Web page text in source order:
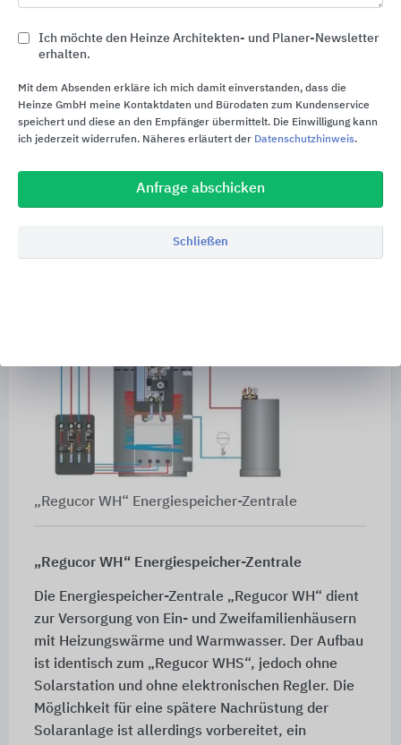
somit oberhalb des Taupunktes. So wird eine
Die Nachheizung des Speichers kann unterdrückt
werden, wenn dieser gerade solar beladen wird.
„Regucor WH“ Energiespeicher-Zentrale
„Regucor WH“ Energiespeicher-Zentrale
Die Energiespeicher-Zentrale „Regucor WH“ dient
zur Versorgung von Ein- und Zweifamilienhäusern
mit Heizungswärme und Warmwasser. Der Aufbau
ist identisch zum „Regucor WHS“, jedoch ohne
Solarstation und ohne elektronischen Regler. Die
Möglichkeit für eine spätere Nachrüstung der
Solaranlage ist allerdings vorbereitet, ein
Ich möchte den Heinze Architekten- und Planer-Newsletter
erhalten.
Mit dem Absenden erkläre ich mich damit einverstanden, dass die
Heinze GmbH meine Kontaktdaten und Bürodaten zum Kundenservice
speichert und diese an den Empfänger übermittelt. Die Einwilligung kann
ich jederzeit widerrufen. Näheres erläutert der Datenschutzhinweis.
Anfrage abschicken
Schließen